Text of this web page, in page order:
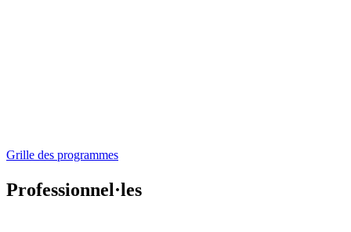
Grille des programmes
Professionnel·les